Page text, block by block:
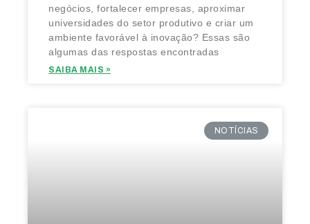
negócios, fortalecer empresas, aproximar
universidades do setor produtivo e criar um
ambiente favorável à inovação? Essas são
algumas das respostas encontradas
SAIBA MAIS »
NOTÍCIAS